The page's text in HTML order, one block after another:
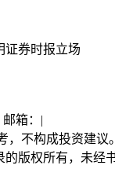
证券时报立场
箱： |
，不构成投资建议
的版权所有，未经